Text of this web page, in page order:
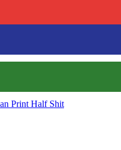
Print Half Shit